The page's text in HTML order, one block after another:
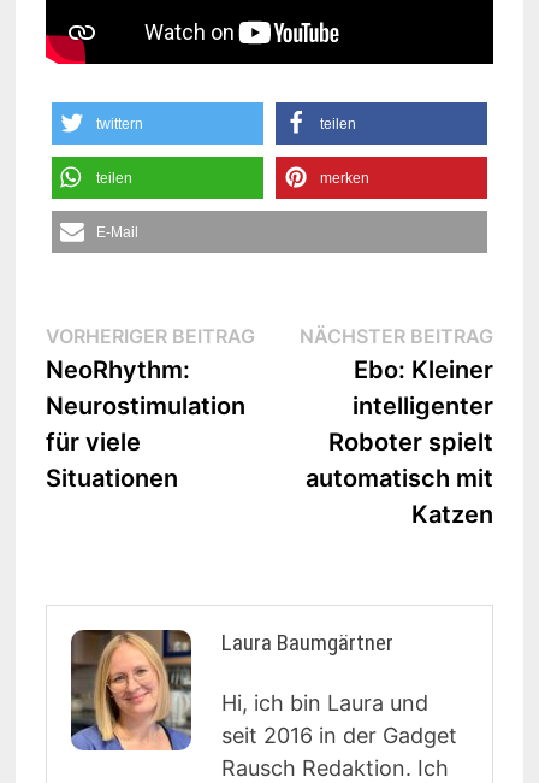
twittern teilen
teilen merken
E-Mail
Beitrags-
Navigation
VORHERIGER BEITRAGVorheriger
NeoRhythm:
Neurostimulation
für viele
Situationen
NÄCHSTER BEITRAG
Ebo: Kleiner
intelligenter
Roboter spielt
automatisch mit
Katzen
Laura Baumgärtner
Hi, ich bin Laura und
seit 2016 in der Gadget
Rausch Redaktion. Ich